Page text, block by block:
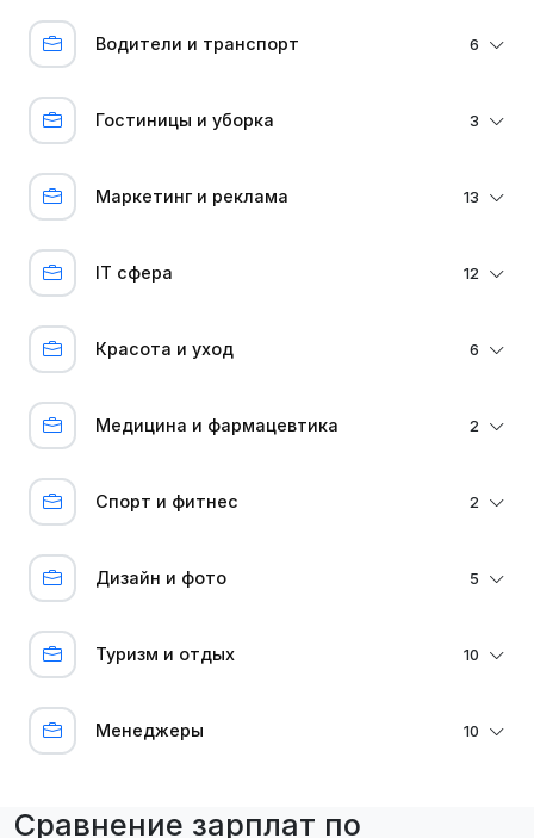
Водители и транспорт 6
Гостиницы и уборка 3
Маркетинг и реклама 13
IT сфера 12
Красота и уход 6
Медицина и фармацевтика 2
Спорт и фитнес 2
Дизайн и фото 5
Туризм и отдых 10
Менеджеры 10
Сравнение зарплат по